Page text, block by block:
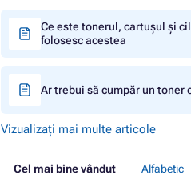
Ce este tonerul, cartușul și
folosesc acestea
Ar trebui să cumpăr un
Vizualizați mai multe articole
Cel mai bine vândut Alfabetic